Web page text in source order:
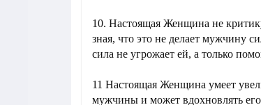
10. Настоящая Женщина не
зная, что это не делает мужчину
сила не угрожает ей, а только
11 Настоящая Женщина умеет
мужчины и может вдохновлять